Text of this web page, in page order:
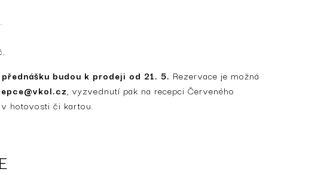
budou k prodeji od 21. 5. Rezervace je možná
, vyzvednutí pak na recepci Červeného
v hotovosti či kartou.